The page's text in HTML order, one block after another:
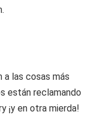
las cosas más
están reclamando
¡y en otra mierda!